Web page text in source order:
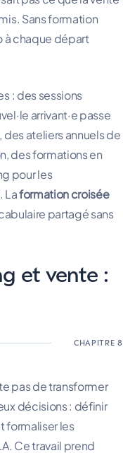
Sans formation
à chaque départ
: des sessions
arrivant·e passe
ateliers annuels de
des formations en
pour les
Laformation croisée
partagé sans
et vente :
pas de transformer
décisions : définir
formaliser les
Ce travail prend